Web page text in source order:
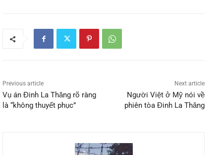
Previous article
Vụ án Đinh La Thăng rõ ràng
là “không thuyết phục”
Next article
Người Việt ở Mỹ nói về
phiên tòa Đinh La Thăng